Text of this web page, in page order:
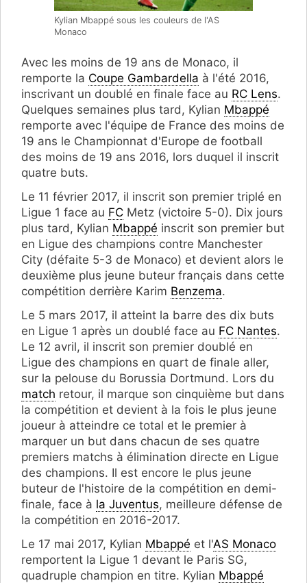
Kylian Mbappé sous les couleurs de l'AS
Monaco
Avec les moins de 19 ans de Monaco, il
remporte la Coupe Gambardella à l'été 2016,
inscrivant un doublé en finale face au RC Lens.
Quelques semaines plus tard, Kylian Mbappé
remporte avec l'équipe de France des moins de
19 ans le Championnat d'Europe de football
des moins de 19 ans 2016, lors duquel il inscrit
quatre buts.
Le 11 février 2017, il inscrit son premier triplé en
Ligue 1 face au FC Metz (victoire 5-0). Dix jours
plus tard, Kylian Mbappé inscrit son premier but
en Ligue des champions contre Manchester
City (défaite 5-3 de Monaco) et devient alors le
deuxième plus jeune buteur français dans cette
compétition derrière Karim Benzema.
Le 5 mars 2017, il atteint la barre des dix buts
en Ligue 1 après un doublé face au FC Nantes.
Le 12 avril, il inscrit son premier doublé en
Ligue des champions en quart de finale aller,
sur la pelouse du Borussia Dortmund. Lors du
match retour, il marque son cinquième but dans
la compétition et devient à la fois le plus jeune
joueur à atteindre ce total et le premier à
marquer un but dans chacun de ses quatre
premiers matchs à élimination directe en Ligue
des champions. Il est encore le plus jeune
buteur de l'histoire de la compétition en demi-
finale, face à la Juventus, meilleure défense de
la compétition en 2016-2017.
Le 17 mai 2017, Kylian Mbappé et l'AS Monaco
remportent la Ligue 1 devant le Paris SG,
quadruple champion en titre. Kylian Mbappé